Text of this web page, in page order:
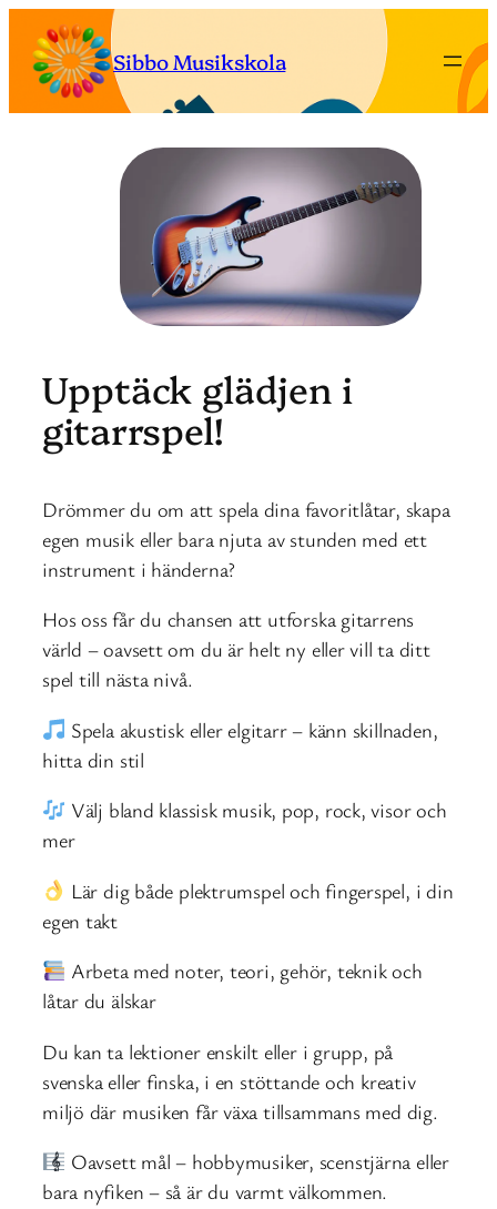
Hoppa
innehåll
Sibbo Musikskola
Upptäck glädjen i
gitarrspel!
Drömmer du om att spela dina favoritlåtar, skapa
egen musik eller bara njuta av stunden med ett
instrument i händerna?
Hos oss får du chansen att utforska gitarrens
värld – oavsett om du är helt ny eller vill ta ditt
spel till nästa nivå.
Spela akustisk eller elgitarr – känn skillnaden,
hitta din stil
Välj bland klassisk musik, pop, rock, visor och
mer
Lär dig både plektrumspel och fingerspel, i din
egen takt
Arbeta med noter, teori, gehör, teknik och
låtar du älskar
Du kan ta lektioner enskilt eller i grupp, på
svenska eller finska, i en stöttande och kreativ
miljö där musiken får växa tillsammans med dig.
Oavsett mål – hobbymusiker, scenstjärna eller
bara nyfiken – så är du varmt välkommen.